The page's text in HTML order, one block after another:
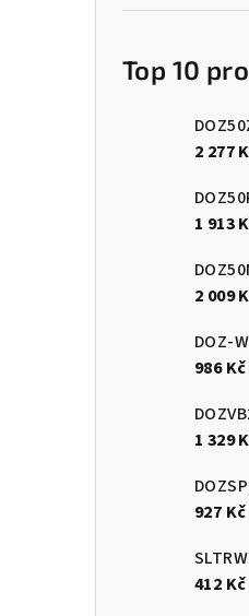
Top 10
2 277
1 913
2 009
DOZ-
986 Kč
1 329
927 Kč
412 Kč